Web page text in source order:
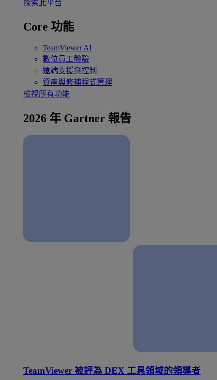
探索此平台
Core 功能
TeamViewer AI
數位員工體驗
遠端支援與控制
資產與修補程式管理
檢視所有功能
2026 年 Gartner 報告
TeamViewer 被評為 DEX 工具領域的領導者